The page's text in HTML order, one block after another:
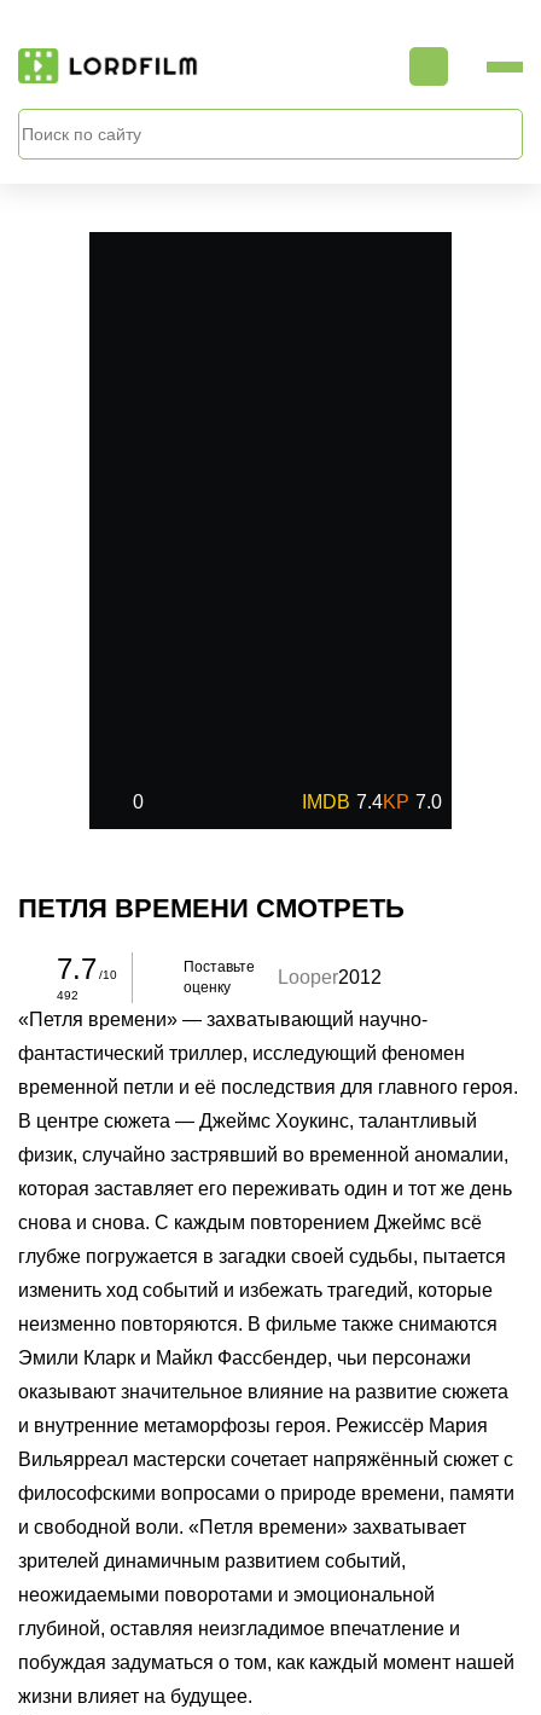
0 7.4 7.0
ПЕТЛЯ ВРЕМЕНИ СМОТРЕТЬ
7.7/10
492
Поставьте
оценку
Looper2012
«Петля времени» — захватывающий научно-
фантастический триллер, исследующий феномен
временной петли и её последствия для главного героя.
В центре сюжета — Джеймс Хоукинс, талантливый
физик, случайно застрявший во временной аномалии,
которая заставляет его переживать один и тот же день
снова и снова. С каждым повторением Джеймс всё
глубже погружается в загадки своей судьбы, пытается
изменить ход событий и избежать трагедий, которые
неизменно повторяются. В фильме также снимаются
Эмили Кларк и Майкл Фассбендер, чьи персонажи
оказывают значительное влияние на развитие сюжета
и внутренние метаморфозы героя. Режиссёр Мария
Вильярреал мастерски сочетает напряжённый сюжет с
философскими вопросами о природе времени, памяти
и свободной воли. «Петля времени» захватывает
зрителей динамичным развитием событий,
неожидаемыми поворотами и эмоциональной
глубиной, оставляя неизгладимое впечатление и
побуждая задуматься о том, как каждый момент нашей
жизни влияет на будущее.